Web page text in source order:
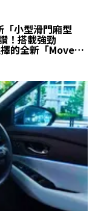
小型滑門廂型
！搭載強勁
的全新「Move